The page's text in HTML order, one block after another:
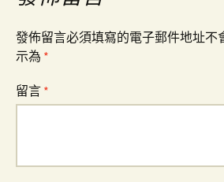
發佈留言必須填寫的電子郵件地址不
示為 *
留言 *